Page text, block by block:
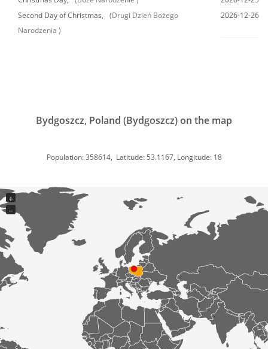
Second Day of Christmas,
(Drugi Dzień Bożego
Narodzenia )
2026-12-26
Bydgoszcz, Poland (Bydgoszcz) on the map
Population: 358614, Latitude: 53.1167, Longitude: 18
+
−